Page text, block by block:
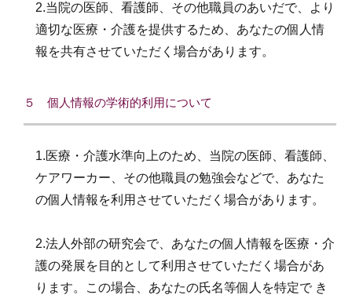
2.当院の医師、看護師、その他職員のあいだで、より
適切な医療・介護を提供するため、あなたの個人情
報を共有させていただく場合があります。
５ 個人情報の学術的利用について
1.医療・介護水準向上のため、当院の医師、看護師、
ケアワーカー、その他職員の勉強会などで、あなた
の個人情報を利用させていただく場合があります。
2.法人外部の研究会で、あなたの個人情報を医療・介
護の発展を目的として利用させていただく場合があ
ります。この場合、あなたの氏名等個人を特定で き